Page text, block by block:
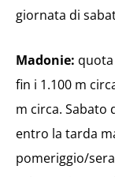
giornata di
Madonie:
fin i 1.100 m
m circa. Sabato
entro la tarda
pomeriggio/